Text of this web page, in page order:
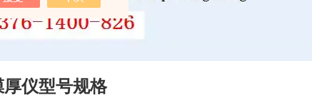
厚仪型号规格